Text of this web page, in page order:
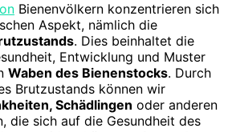
Bienenvölkern konzentrieren sich
Aspekt, nämlich die
. Dies beinhaltet die
Entwicklung und Muster
Waben des Bienenstocks. Durch
Brutzustands können wir
Schädlingen oder anderen
die sich auf die Gesundheit des